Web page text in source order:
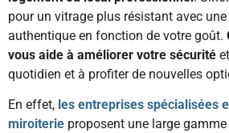
pour un vitrage plus résistant avec
authentique en fonction de votre goût.
vous aide à améliorer votre sécurité
quotidien et à profiter de nouvelles
En effet, les entreprises spécialisées
miroiterie proposent une large